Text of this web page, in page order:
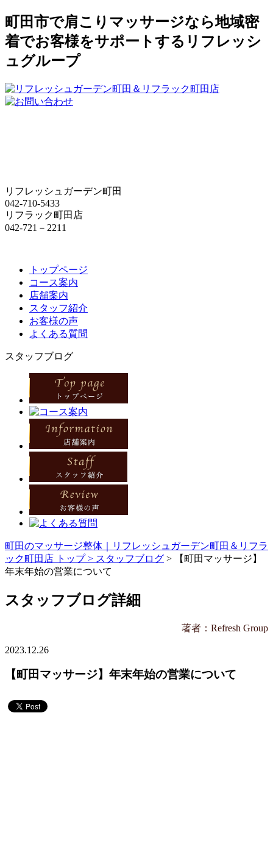
町田市で肩こりマッサージなら地域密
着でお客様をサポートするリフレッシ
ュグループ
リフレッシュガーデン町田
042-710-5433
リフラック町田店
042-721－2211
トップページ
コース案内
店舗案内
スタッフ紹介
お客様の声
よくある質問
スタッフブログ
町田のマッサージ整体｜リフレッシュガーデン町田＆リフラ
ック町田店 トップ > スタッフブログ > 【町田マッサージ】
年末年始の営業について
スタッフブログ詳細
著者：Refresh Group
2023.12.26
【町田マッサージ】年末年始の営業について